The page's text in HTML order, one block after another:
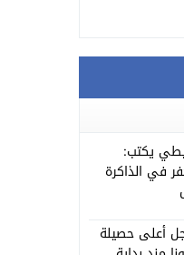
يكتب:
في الذاكرة
أعلى حصيلة